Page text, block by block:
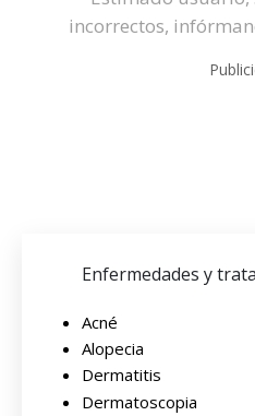
incorrectos,
Enfermedades y
Acné
Alopecia
Dermatitis
Dermatoscopia